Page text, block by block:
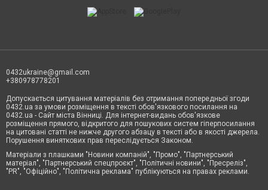
0432ukraine@gmail.com
+380978778201
Допускається цитування матеріалів без отримання попередньої згоди
0432.ua за умови розміщення в тексті обов'язкового посилання на
0432.ua - Сайт міста Вінниці. Для інтернет-видань обов'язкове
розміщення прямого, відкритого для пошукових систем гіперпосилання
на цитовані статті не нижче другого абзацу в тексті або в якості джерела.
Порушення виняткових прав переслідується Законом.
Матеріали з плашками "Новини компаній", "Промо", "Партнерський
матеріал", "Партнерський спецпроєкт", "Політичні новини", "Пресреліз",
"PR", "Офіційно", "Політична реклама" публікуються на правах реклами.